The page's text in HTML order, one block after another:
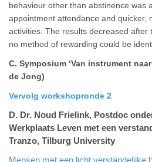
behaviour other than abstinence was
appointment attendance and quicker,
activities. The results decreased after
no method of rewarding could be
C. Symposium ‘Van instrument
de Jong)
Vervolg workshopronde 2
D. Dr. Noud Frielink, Postdoc
Werkplaats Leven met een
Tranzo, Tilburg University